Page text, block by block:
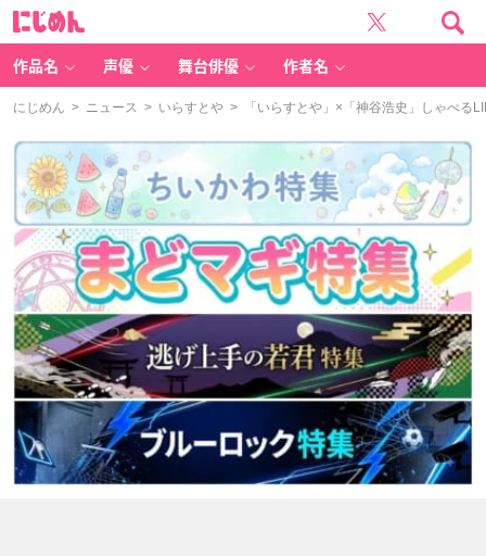
作品名 声優 舞台俳優 作者名
にじめん > ニュース > いらすとや > 「いらすとや」×「神谷浩史」しゃべる